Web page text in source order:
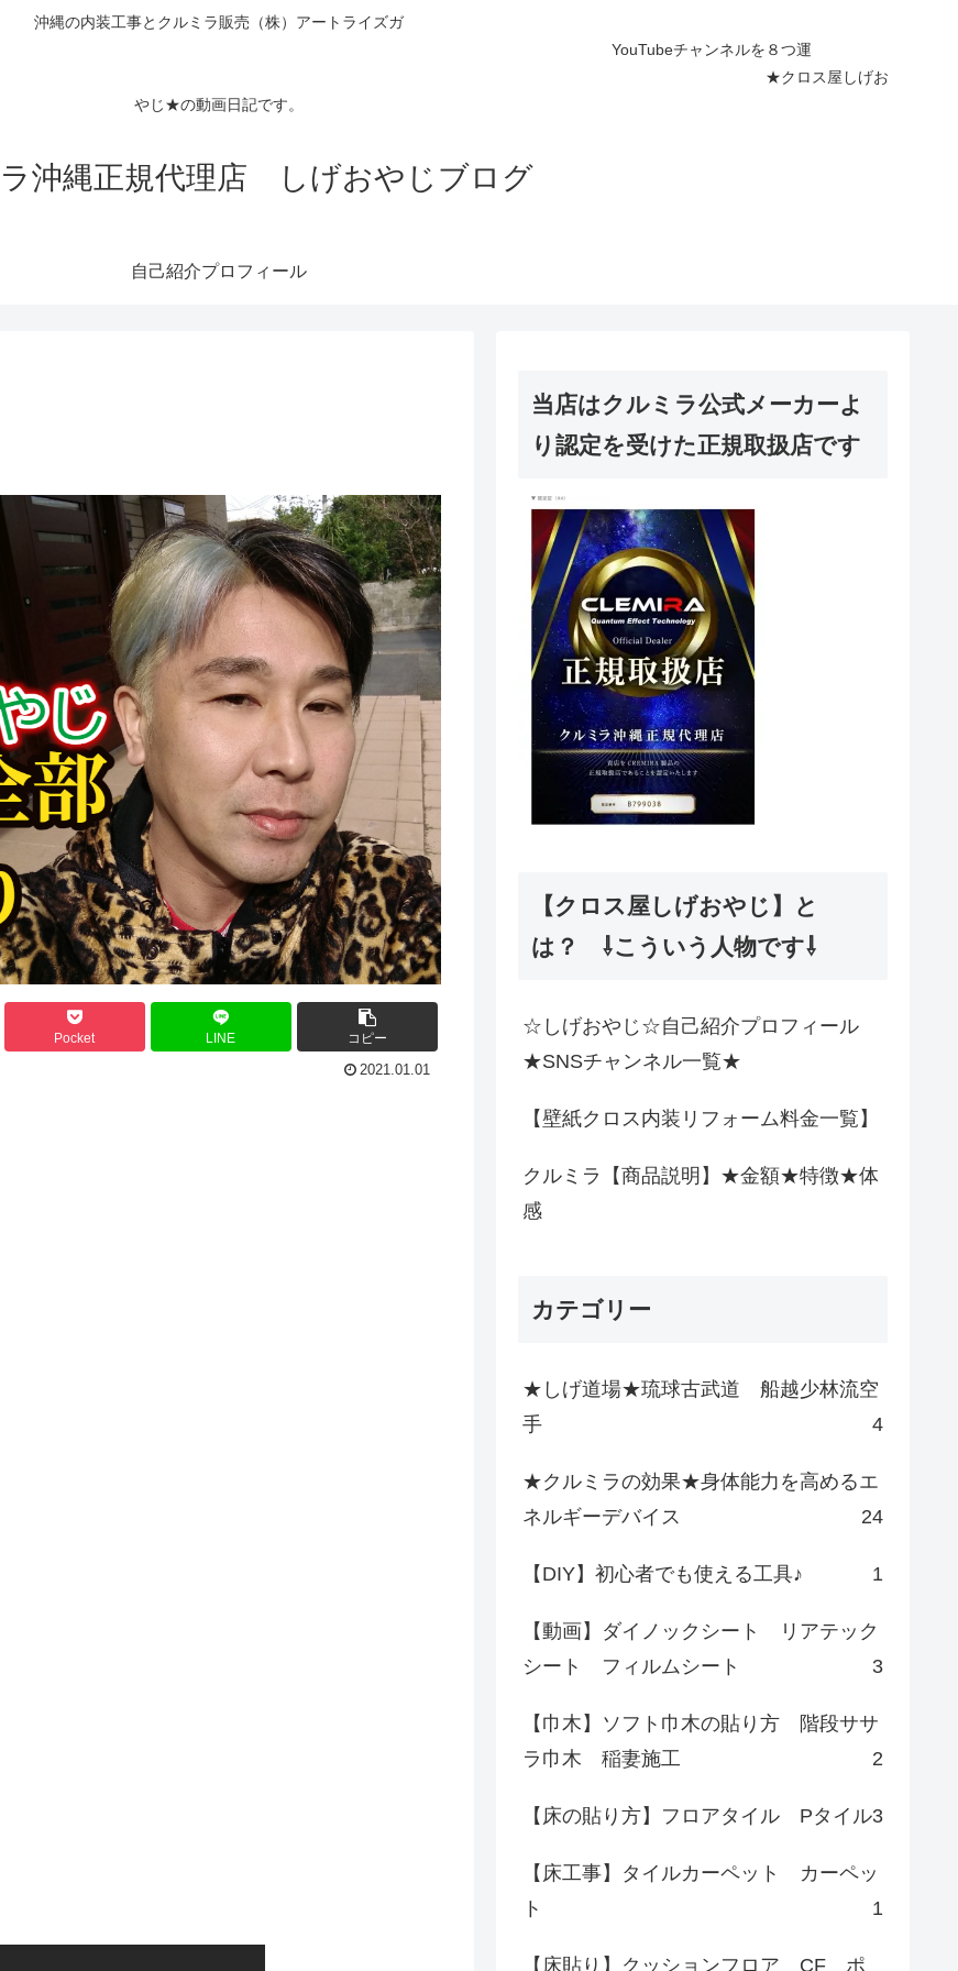
沖縄の内装工事とクルミラ販売（株）アートライズガ
チャンネルを８つ運
ス屋しげお
やじ★の動画日記です。
沖縄正規代理店 しげおやじブログ
自己紹介プロフィール
Pocket LINE コピー
2021.01.01
当店はクルミラ公式メーカーよ
り認定を受けた正規取扱店です
【クロス屋しげおやじ】と
は？ ⇩こういう人物です⇩
☆しげおやじ☆自己紹介プロフィール
★SNSチャンネル一覧★
【壁紙クロス内装リフォーム料金一覧】
クルミラ【商品説明】★金額★特徴★体
感
カテゴリー
★しげ道場★琉球古武道 船越少林流空
手
4
★クルミラの効果★身体能力を高めるエ
ネルギーデバイス
24
【DIY】初心者でも使える工具♪ 1
【動画】ダイノックシート リアテック
シート フィルムシート
3
【巾木】ソフト巾木の貼り方 階段ササ
ラ巾木 稲妻施工
2
【床の貼り方】フロアタイル Pタイル3
【床工事】タイルカーペット カーペッ
ト
1
【床貼り】クッションフロア CF ポ